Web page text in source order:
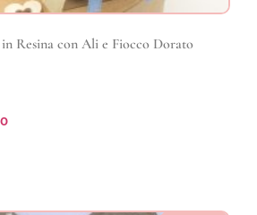
Resina con Ali e Fiocco Dorato